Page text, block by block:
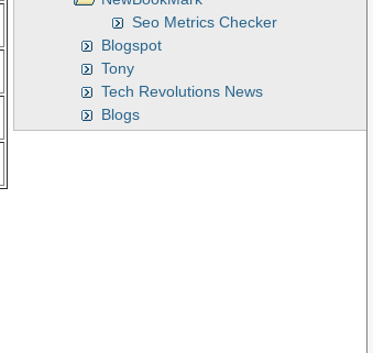
Seo Metrics Checker
Blogspot
Tony
Tech Revolutions News
Blogs